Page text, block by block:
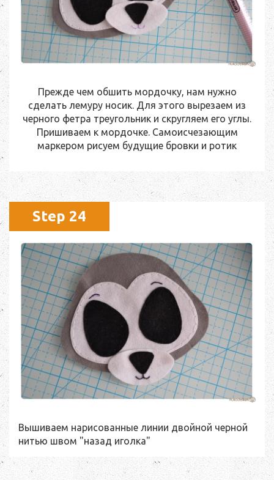
Прежде чем обшить мордочку, нам нужно
сделать лемуру носик. Для этого вырезаем из
черного фетра треугольник и скругляем его углы.
Пришиваем к мордочке. Самоисчезающим
маркером рисуем будущие бровки и ротик
Step 24
Вышиваем нарисованные линии двойной черной
нитью швом "назад иголка"